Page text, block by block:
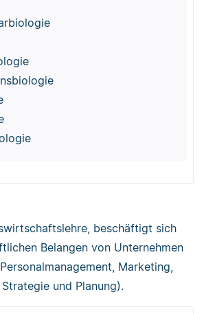
beschäftigt sich
Belangen von Unternehmen
Marketing,
und Planung).